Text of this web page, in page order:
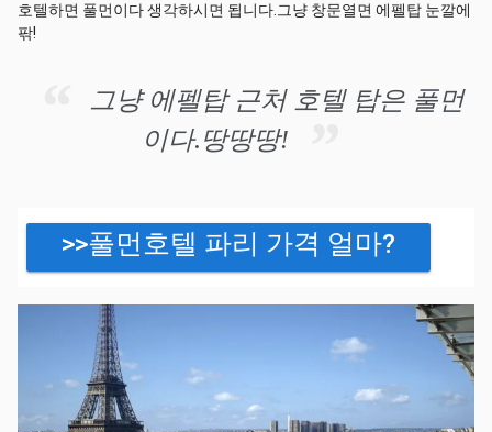
호텔하면 풀먼이다 생각하시면 됩니다.그냥 창문열면 에펠탑 눈깔에
팎!
그냥 에펠탑 근처 호텔 탑은 풀먼
이다.땅땅땅!
>>풀먼호텔 파리 가격 얼마?